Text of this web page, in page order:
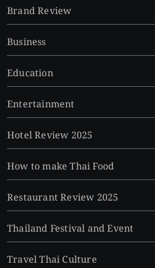
Brand Review
Business
Education
Entertainment
Hotel Review 2025
How to make Thai Food
Restaurant Review 2025
Thailand Festival and Event
Travel Thai Culture